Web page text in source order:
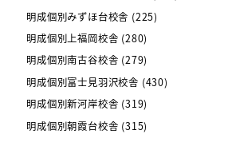
明成個別みずほ台校舎 (225)
明成個別上福岡校舎 (280)
明成個別南古谷校舎 (279)
明成個別富士見羽沢校舎 (430)
明成個別新河岸校舎 (319)
明成個別朝霞台校舎 (315)